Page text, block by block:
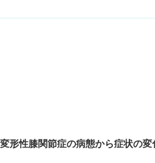
変形性膝関節症の病態から症状の